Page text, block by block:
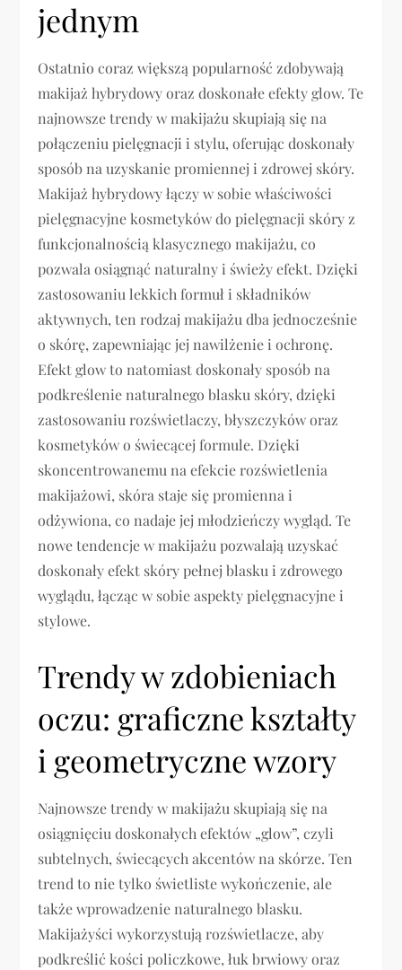
jednym
Ostatnio coraz większą popularność zdobywają
makijaż hybrydowy oraz doskonałe efekty glow. Te
najnowsze trendy w makijażu skupiają się na
połączeniu pielęgnacji i stylu, oferując doskonały
sposób na uzyskanie promiennej i zdrowej skóry.
Makijaż hybrydowy łączy w sobie właściwości
pielęgnacyjne kosmetyków do pielęgnacji skóry z
funkcjonalnością klasycznego makijażu, co
pozwala osiągnąć naturalny i świeży efekt. Dzięki
zastosowaniu lekkich formuł i składników
aktywnych, ten rodzaj makijażu dba jednocześnie
o skórę, zapewniając jej nawilżenie i ochronę.
Efekt glow to natomiast doskonały sposób na
podkreślenie naturalnego blasku skóry, dzięki
zastosowaniu rozświetlaczy, błyszczyków oraz
kosmetyków o świecącej formule. Dzięki
skoncentrowanemu na efekcie rozświetlenia
makijażowi, skóra staje się promienna i
odżywiona, co nadaje jej młodzieńczy wygląd. Te
nowe tendencje w makijażu pozwalają uzyskać
doskonały efekt skóry pełnej blasku i zdrowego
wyglądu, łącząc w sobie aspekty pielęgnacyjne i
stylowe.
Trendy w zdobieniach
oczu: graficzne kształty
i geometryczne wzory
Najnowsze trendy w makijażu skupiają się na
osiągnięciu doskonałych efektów „glow”, czyli
subtelnych, świecących akcentów na skórze. Ten
trend to nie tylko świetliste wykończenie, ale
także wprowadzenie naturalnego blasku.
Makijażyści wykorzystują rozświetlacze, aby
podkreślić kości policzkowe, łuk brwiowy oraz